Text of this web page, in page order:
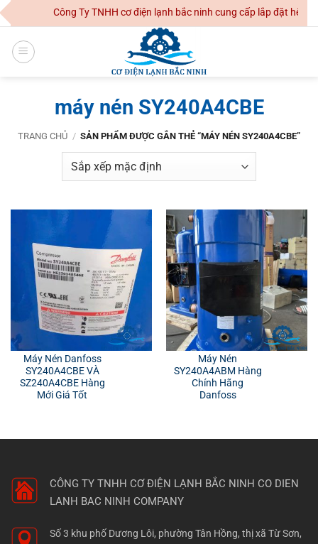
Skip
to
content
Công Ty TNHH cơ điện lạnh bắc ninh cung cấp lắp đặt hệ
máy nén SY240A4CBE
TRANG CHỦ / SẢN PHẨM ĐƯỢC GẮN THẺ “MÁY NÉN SY240A4CBE”
Máy Nén Danfoss
SY240A4CBE VÀ
SZ240A4CBE Hàng
Mới Giá Tốt
Máy Nén
SY240A4ABM Hàng
Chính Hãng
Danfoss
CÔNG TY TNHH CƠ ĐIỆN LẠNH BẮC NINH CO DIEN
LANH BAC NINH COMPANY
Số 3 khu phố Dương Lôi, phường Tân Hồng, thị xã Từ Sơn,